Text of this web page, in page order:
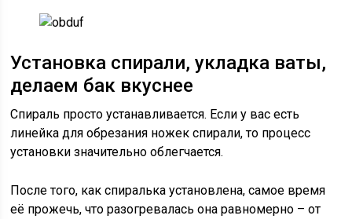
Установка спирали, укладка ваты,
делаем бак вкуснее
Спираль просто устанавливается. Если у вас есть
линейка для обрезания ножек спирали, то процесс
установки значительно облегчается.
После того, как спиралька установлена, самое время
её прожечь, что разогревалась она равномерно – от